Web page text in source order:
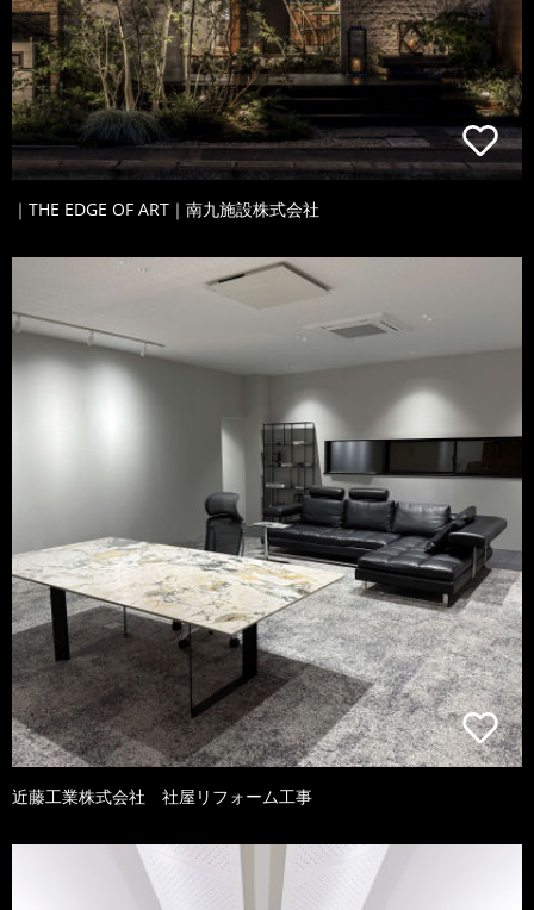
｜THE EDGE OF ART｜南九施設株式会社
近藤工業株式会社 社屋リフォーム工事